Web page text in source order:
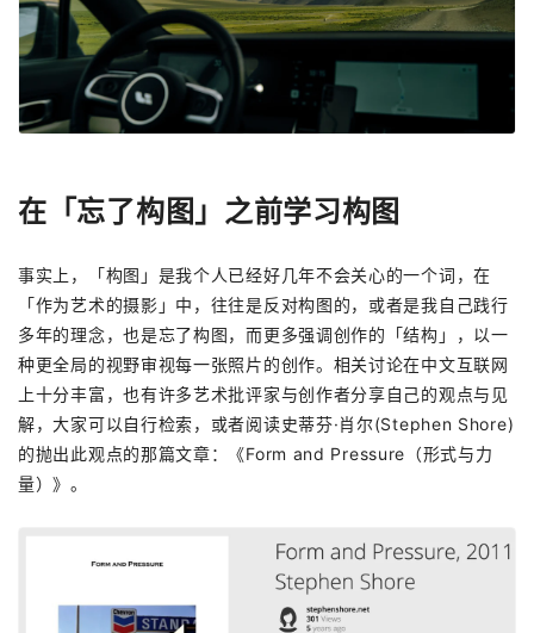
在「忘了构图」之前学习构图
事实上，「构图」是我个人已经好几年不会关心的一个词，在
「作为艺术的摄影」中，往往是反对构图的，或者是我自己践行
多年的理念，也是忘了构图，而更多强调创作的「结构」，以一
种更全局的视野审视每一张照片的创作。相关讨论在中文互联网
上十分丰富，也有许多艺术批评家与创作者分享自己的观点与见
解，大家可以自行检索，或者阅读史蒂芬·肖尔(Stephen Shore)
的抛出此观点的那篇文章：《Form and Pressure（形式与力
量）》。